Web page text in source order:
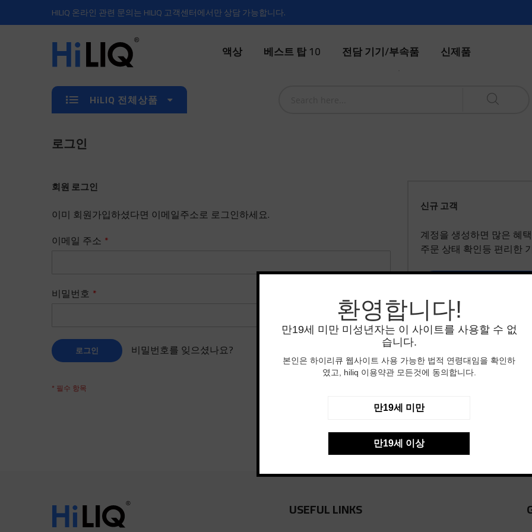
HILIQ 온라인 관련 문의는 HILIQ 고객센터에서만 상담 가능합니다.
액상 베스트 탑 10 전담 기기/부속품 신제품
HiLIQ 전체상품
로그인
회원 로그인
이미 회원가입하셨다면 이메일주소로 로그인하세요.
이메일 주소
비밀번호
로그인 비밀번호를 잊으셨나요?
신규 고객
계정을 생성하면 많은 혜
주문 상태 확인등 편리한
USEFUL LINKS
환영합니다!
만19세 미만 미성년자는 이 사이트를 사용할 수 없
습니다.
본인은 하이리큐 웹사이트 사용 가능한 법적 연령대임을 확인하
였고, hiliq 이용약관 모든것에 동의합니다.
만19세 미만
만19세 이상